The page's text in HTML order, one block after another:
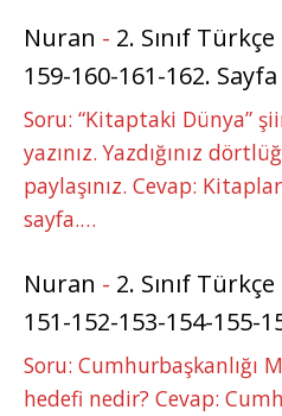
Nuran - 2. Sınıf
159-160-161-162. Sayfa
Soru: “Kitaptaki Dünya”
yazınız. Yazdığınız
paylaşınız. Cevap:
sayfa.…
Nuran - 2. Sınıf
151-152-153-154-155-
Soru: Cumhurbaşkanlığı
hedefi nedir? Cevap: